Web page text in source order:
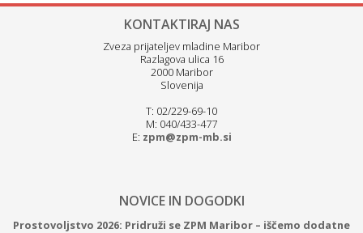
KONTAKTIRAJ NAS
Zveza prijateljev mladine Maribor
Razlagova ulica 16
2000 Maribor
Slovenija
T: 02/229-69-10
M: 040/433-477
E: zpm@zpm-mb.si
NOVICE IN DOGODKI
Prostovoljstvo 2026: Pridruži se ZPM Maribor – iščemo dodatne